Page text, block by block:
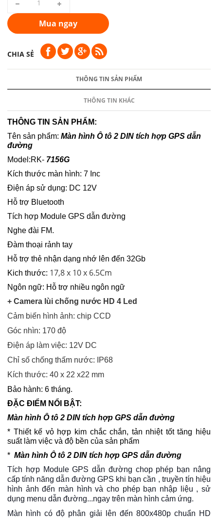
Mua ngay
CHIA SẺ
THÔNG TIN SẢN PHẨM
THÔNG TIN KHÁC
THÔNG TIN SẢN PHẨM:
Tên sản phẩm: Màn hình Ô tô 2 DIN tích hợp GPS dẫn
đường
Model:RK- 7156G
Kích thước màn hình: 7 Inc
Điện áp sử dụng: DC 12V
Hỗ trợ Bluetooth
Tích hợp Module GPS dẫn đường
Nghe đài FM.
Đàm thoại rảnh tay
Hỗ trợ thẻ nhận dạng nhớ lên đến 32Gb
Kich thước: 17,8 x 10 x 6.5Cm
Ngôn ngữ: Hỗ trợ nhiều ngôn ngữ
+ Camera lùi chống nước HD 4 Led
Cảm biến hình ảnh: chip CCD
Góc nhìn: 170 độ
Điện áp làm việc: 12V DC
Chỉ số chống thấm nước: IP68
Kích thước: 40 x 22 x22 mm
Bảo hành: 6 tháng.
ĐẶC ĐIỂM NỔI BẬT:
Màn hình Ô tô 2 DIN tích hợp GPS dẫn đường
* Thiết kế vỏ hợp kim chắc chắn, tản nhiệt tốt tăng hiệu
suất làm việc và độ bền của sản phẩm
* Màn hình Ô tô 2 DIN tích hợp GPS dẫn đường
Tích hợp Module GPS dẫn đường chop phép bạn nâng
cấp tính năng dẫn đường GPS khi bạn cần , truyền tín hiệu
hình ảnh đến màn hình và cho phép bạn nhập liệu , sử
dụng menu dẫn đường...ngay trên màn hình cảm ứng.
Màn hình có độ phân giải lên đến 800x480p chuẩn HD